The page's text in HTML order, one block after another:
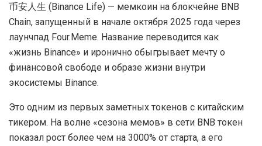
币安人生 (Binance Life) — мемкоин на блокчейне BNB
Chain, запущенный в начале октября 2025 года через
лаунчпад Four.Meme. Название переводится как
«жизнь Binance» и иронично обыгрывает мечту о
финансовой свободе и образе жизни внутри
экосистемы Binance.
Это одним из первых заметных токенов с китайским
тикером. На волне «сезона мемов» в сети BNB токен
показал рост более чем на 3000% от старта, а его